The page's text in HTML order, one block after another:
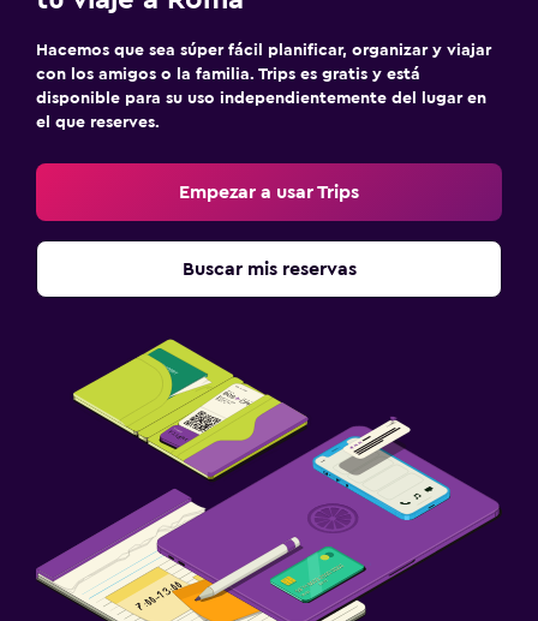
Hacemos que sea súper fácil planificar, organizar y viajar
con los amigos o la familia. Trips es gratis y está
disponible para su uso independientemente del lugar en
el que reserves.
Empezar a usar Trips
Buscar mis reservas